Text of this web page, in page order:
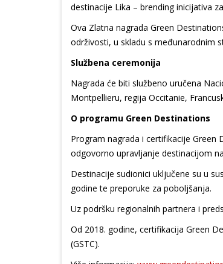
destinacije Lika – brending inicijativa
Ova Zlatna nagrada Green
održivosti, u skladu s međunarodnim
Službena ceremonija
Nagrada će biti službeno uručena
Montpellieru, regija Occitanie,
O programu Green Destinations
Program nagrada i certifikacije
odgovorno upravljanje destinacijom
Destinacije sudionici uključene su u
godine te preporuke za poboljšanja.
Uz podršku regionalnih partnera i
Od 2018. godine, certifikacija Green
(GSTC).